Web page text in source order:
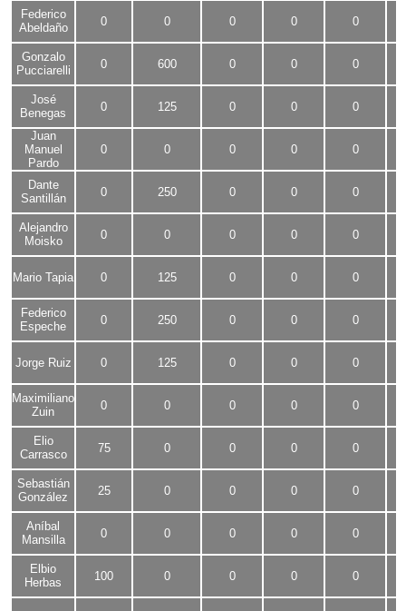
Federico
Abeldaño
0 0 0 0 0
Gonzalo
Pucciarelli
0 600 0 0 0
José
Benegas
0 125 0 0 0
Juan
Manuel
Pardo
0 0 0 0 0
Dante
Santillán
0 250 0 0 0
Alejandro
Moisko
0 0 0 0 0
Mario Tapia 0 125 0 0 0
Federico
Espeche
0 250 0 0 0
Jorge Ruiz 0 125 0 0 0
Maximiliano
Zuin
0 0 0 0 0
Elio
Carrasco
75 0 0 0 0
Sebastián
González
25 0 0 0 0
Aníbal
Mansilla
0 0 0 0 0
Elbio
Herbas
100 0 0 0 0